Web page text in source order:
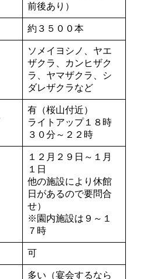
前後あり）
約３５００本
ソメイヨシノ、ヤエ
ザクラ、カンヒザク
ラ、ヤマザクラ、シ
ダレザクラなど
有（桜山付近）
ライトアップ１８時
３０分～２２時
１２月２９日～１月
１日
他の施設により休館
日があるので要問合
せ）
※園内施設は９～１
７時
可
多い（宴会するなら